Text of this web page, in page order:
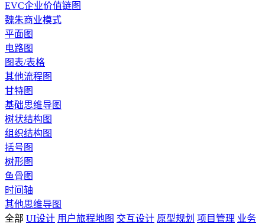
EVC企业价值链图
魏朱商业模式
平面图
电路图
图表/表格
其他流程图
甘特图
基础思维导图
树状结构图
组织结构图
括号图
树形图
鱼骨图
时间轴
其他思维导图
全部 UI设计 用户旅程地图 交互设计 原型规划 项目管理 业务